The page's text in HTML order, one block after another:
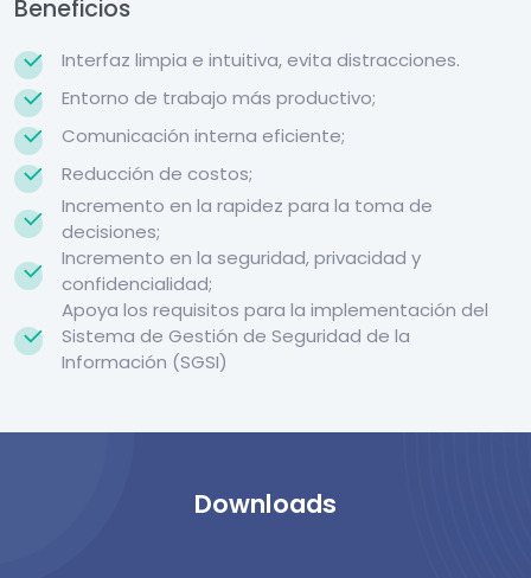
Beneficios
Interfaz limpia e intuitiva, evita distracciones.
Entorno de trabajo más productivo;
Comunicación interna eficiente;
Reducción de costos;
Incremento en la rapidez para la toma de
decisiones;
Incremento en la seguridad, privacidad y
confidencialidad;
Apoya los requisitos para la implementación del
Sistema de Gestión de Seguridad de la
Información (SGSI)
Downloads